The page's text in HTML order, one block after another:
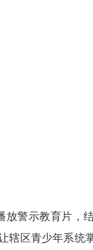
放警示教育片，
辖区青少年系统